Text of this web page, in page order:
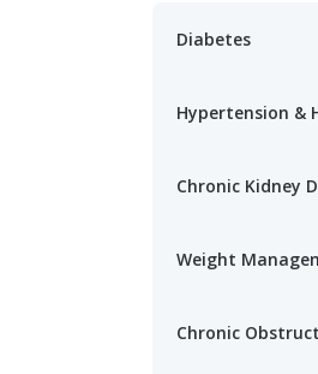
Diabetes
Hypertension &
Chronic Kidney
Weight
Chronic